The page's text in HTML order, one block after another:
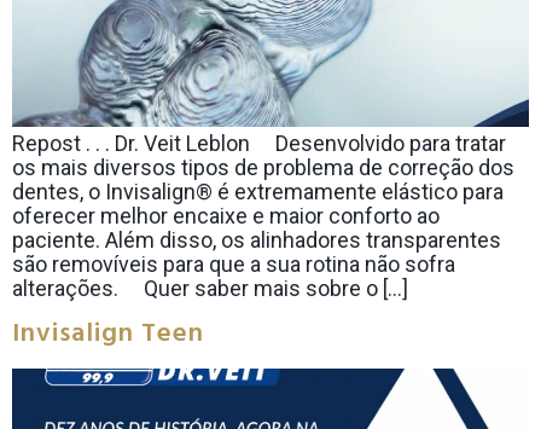
Repost . . . Dr. Veit Leblon ⠀ Desenvolvido para tratar
os mais diversos tipos de problema de correção dos
dentes, o Invisalign® é extremamente elástico para
oferecer melhor encaixe e maior conforto ao
paciente. Além disso, os alinhadores transparentes
são removíveis para que a sua rotina não sofra
alterações. ⠀ Quer saber mais sobre o […]
Invisalign Teen